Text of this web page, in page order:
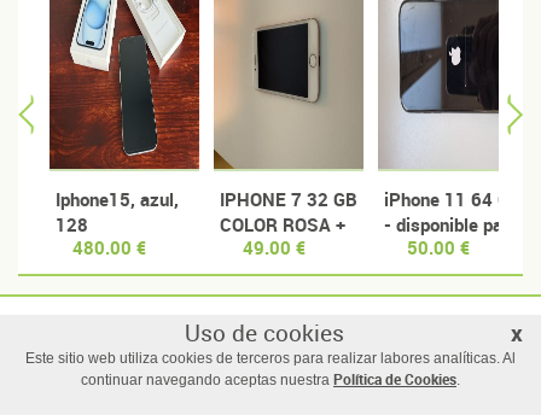
Iphone15, azul,
128
480.00 €
IPHONE 7 32 GB
COLOR ROSA +
FUNDA
49.00 €
iPhone 11 64 Gb
- disponible para
piezas
50.00 €
© Manzanas usadas
Todos los derechos reservados |Términos y condiciones de uso
Uso de cookies x
Este sitio web utiliza cookies de terceros para realizar labores analíticas. Al
continuar navegando aceptas nuestra Política de Cookies.